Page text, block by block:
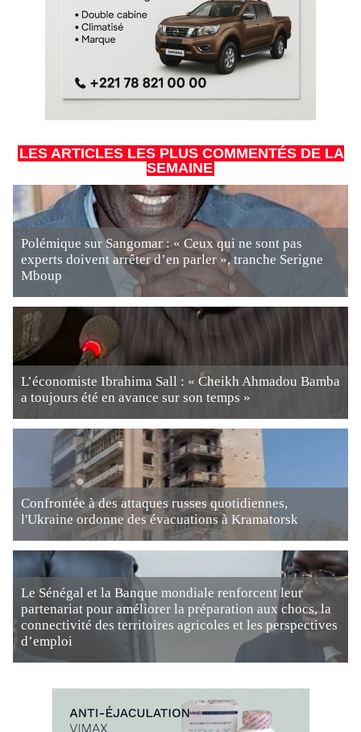
LES ARTICLES LES PLUS COMMENTÉS DE LA
SEMAINE
Polémique sur Sangomar : « Ceux qui ne sont pas
experts doivent arrêter d’en parler », tranche Serigne
Mboup
L’économiste Ibrahima Sall : « Cheikh Ahmadou Bamba
a toujours été en avance sur son temps »
Confrontée à des attaques russes quotidiennes,
l'Ukraine ordonne des évacuations à Kramatorsk
Le Sénégal et la Banque mondiale renforcent leur
partenariat pour améliorer la préparation aux chocs, la
connectivité des territoires agricoles et les perspectives
d’emploi